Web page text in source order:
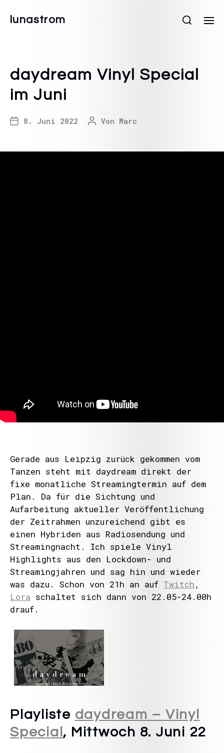
lunastrom
daydream Vinyl Special
im Juni
8. Juni 2022 Von Marc
Gerade aus Leipzig zurück gekommen vom
Tanzen steht mit daydream direkt der
fixe monatliche Streamingtermin auf dem
Plan. Da für die Sichtung und
Aufarbeitung aktueller Veröffentlichung
der Zeitrahmen unzureichend gibt es
einen Hybriden aus Radiosendung und
Streamingnacht. Ich spiele Vinyl
Highlights aus den Lockdown- und
Streamingjahren und sag hin und wieder
was dazu. Schon von 21h an auf Twitch ,
Lora schaltet sich dann von 22.05-24.00h
drauf.
Playliste daydream – Vinyl
Special , Mittwoch 8. Juni 22